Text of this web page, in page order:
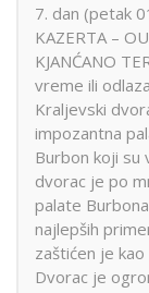
7. dan (petak
KAZERTA –
KJANĆANO
vreme ili
Kraljevski
impozantna
Burbon koji su
dvorac je po
palate
najlepših
zaštićen je
Dvorac je